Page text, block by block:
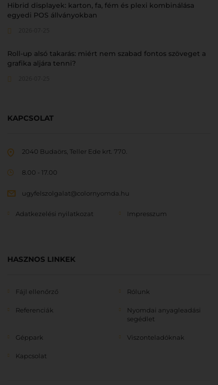
Hibrid displayek: karton, fa, fém és plexi kombinálása
egyedi POS állványokban
Roll-up alsó takarás: miért nem szabad fontos szöveget a
grafika aljára tenni?
KAPCSOLAT
2040 Budaörs, Teller Ede krt. 770.
8.00 - 17.00
ugyfelszolgalat@colornyomda.hu
Adatkezelési nyilatkozat Impresszum
HASZNOS LINKEK
Fájl ellenőrző Rólunk
Referenciák
Nyomdai anyagleadási
segédlet
Géppark Viszonteladóknak
Kapcsolat